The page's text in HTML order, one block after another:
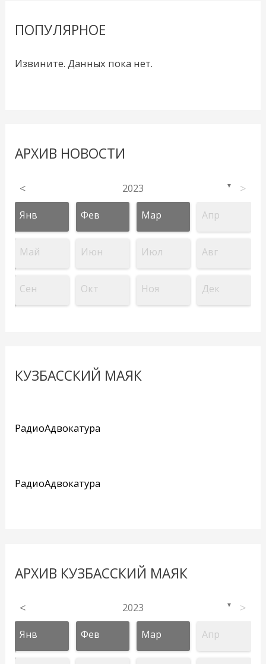
ПОПУЛЯРНОЕ
Извините. Данных пока нет.
АРХИВ НОВОСТИ
< 2023 ▼ >
Янв Фев Мар Апр
Май Июн Июл Авг
Сен Окт Ноя Дек
КУЗБАССКИЙ МАЯК
РадиоАдвокатура
РадиоАдвокатура
АРХИВ КУЗБАССКИЙ МАЯК
< 2023 ▼ >
Янв Фев Мар Апр